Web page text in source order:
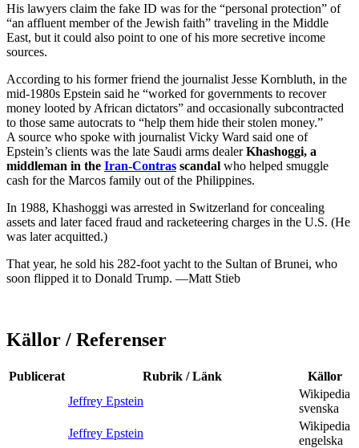
His lawyers claim the fake ID was for the “personal protection” of
“an affluent member of the Jewish faith” traveling in the Middle
East, but it could also point to one of his more secretive income
sources.
According to his former friend the journalist Jesse Kornbluth, in the
mid-1980s Epstein said he “worked for governments to recover
money looted by African dictators” and occasionally subcontracted
to those same autocrats to “help them hide their stolen money.”
A source who spoke with journalist Vicky Ward said one of
Epstein’s clients was the late Saudi arms dealerKhashoggi, a
middleman in the Iran-Contras scandal who helped smuggle
cash for the Marcos family out of the Philippines.
In 1988, Khashoggi was arrested in Switzerland for concealing
assets and later faced fraud and racketeering charges in the U.S. (He
was later acquitted.)
That year, he sold his 282-foot yacht to the Sultan of Brunei, who
soon flipped it to Donald Trump. —Matt Stieb
Källor / Referenser
Publicerat Rubrik / Länk
Källor
Jeffrey Epstein
Wikipedia
svenska
Jeffrey Epstein
Wikipedia
engelska